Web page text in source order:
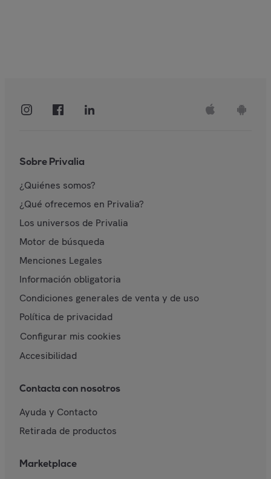
Sobre Privalia
¿Quiénes somos?
¿Qué ofrecemos en Privalia?
Los universos de Privalia
Motor de búsqueda
Menciones Legales
Información obligatoria
Condiciones generales de venta y de uso
Política de privacidad
Configurar mis cookies
Accesibilidad
Contacta con nosotros
Ayuda y Contacto
Retirada de productos
Marketplace